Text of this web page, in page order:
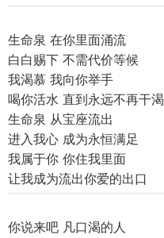
生命泉 在你里面涌流
白白赐下 不需代价等候
我渴慕 我向你举手
喝你活水 直到永远不再干渴
生命泉 从宝座流出
进入我心 成为永恒满足
我属于你 你住我里面
让我成为流出你爱的出口
你说来吧 凡口渴的人